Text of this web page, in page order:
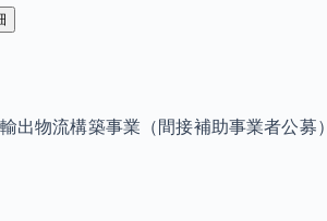
出物流構築事業（間接補助事業者公募）